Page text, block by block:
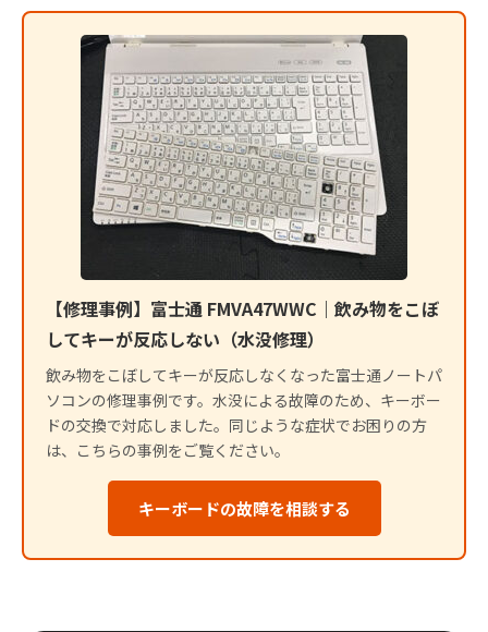
【修理事例】富士通 FMVA47WWC｜飲み物をこぼ
してキーが反応しない（水没修理）
飲み物をこぼしてキーが反応しなくなった富士通ノートパ
ソコンの修理事例です。水没による故障のため、キーボー
ドの交換で対応しました。同じような症状でお困りの方
は、こちらの事例をご覧ください。
キーボードの故障を相談する